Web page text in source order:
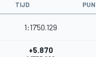
TIJD
1:17'50.129
+5.870